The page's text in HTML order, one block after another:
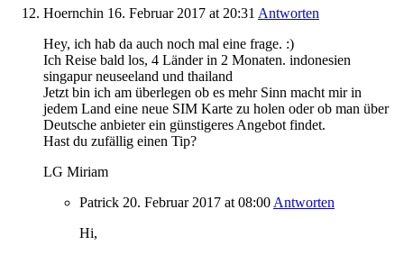
Hoernchin 16. Februar 2017 at 20:31 Antworten
Hey, ich hab da auch noch mal eine frage. :)
Ich Reise bald los, 4 Länder in 2 Monaten. indonesien
singapur neuseeland und thailand
Jetzt bin ich am überlegen ob es mehr Sinn macht mir in
jedem Land eine neue SIM Karte zu holen oder ob man über
Deutsche anbieter ein günstigeres Angebot findet.
Hast du zufällig einen Tip?
LG Miriam
Patrick 20. Februar 2017 at 08:00 Antworten
Hi,